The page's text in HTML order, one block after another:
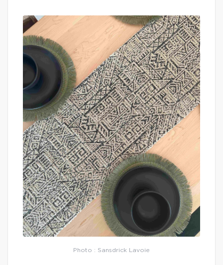
Photo : Sansdrick Lavoie